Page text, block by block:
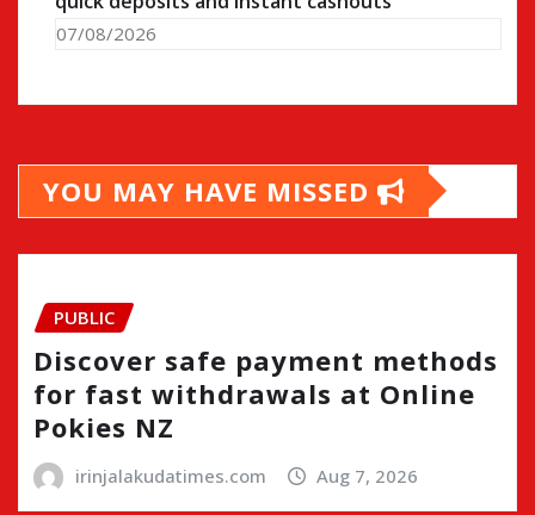
07/08/2026
YOU MAY HAVE MISSED
PUBLIC
Discover safe payment methods
for fast withdrawals at Online
Pokies NZ
irinjalakudatimes.com Aug 7, 2026